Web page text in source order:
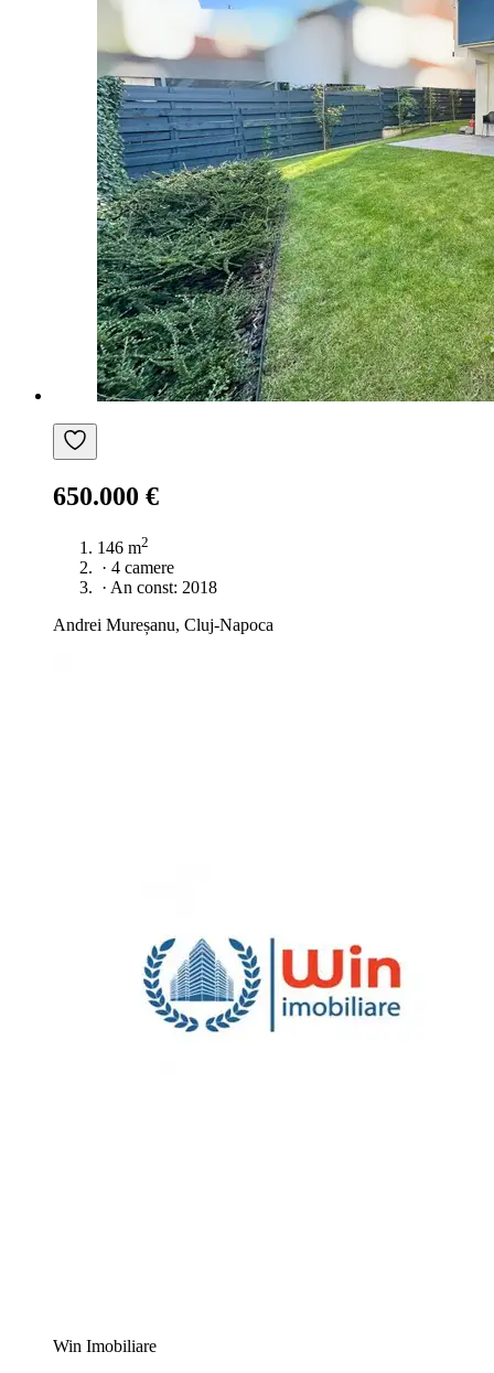
650.000 €
146 m2
· 4 camere
· An const: 2018
Andrei Mureșanu, Cluj-Napoca
Win Imobiliare